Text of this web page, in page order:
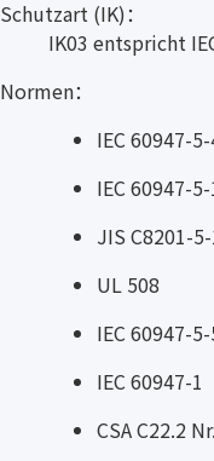
Schutzart (IK)：
IK03 entspricht
Normen：
IEC 60947-
IEC 60947-5-
JIS C8201-
UL 508
IEC 60947-
IEC 60947-1
CSA C22.2